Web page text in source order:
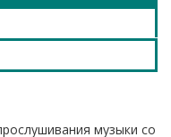
музыки со